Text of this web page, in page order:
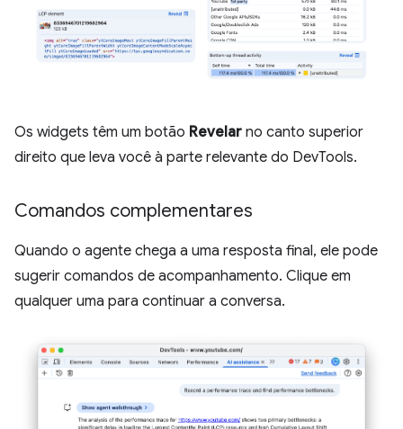
Os widgets têm um botão Revelar no canto superior
direito que leva você à parte relevante do DevTools.
Comandos complementares
Quando o agente chega a uma resposta final, ele pode
sugerir comandos de acompanhamento. Clique em
qualquer uma para continuar a conversa.